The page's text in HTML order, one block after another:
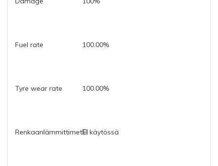
Fuel rate 100.00%
Tyre wear rate 100.00%
RenkaanlämmittimetEI käytössä